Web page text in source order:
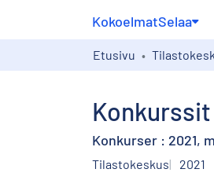
KokoelmatSelaa
Etusivu
Konkurssit
Konkurser : 2021,
Tilastokeskus 2021